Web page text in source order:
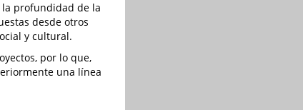
la profundidad de la
desde otros
y cultural.
por lo que,
una línea